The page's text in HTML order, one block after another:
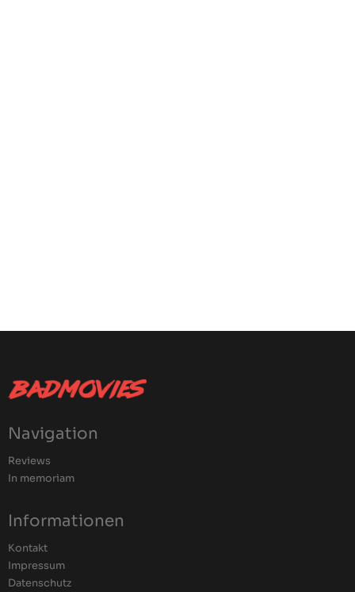
Navigation
Reviews
In memoriam
Informationen
Kontakt
Impressum
Datenschutz